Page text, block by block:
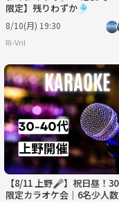
限定】残りわずか🎐
8/10(月) 19:30
Ri-Vril
【8/11 上野🎤】祝日昼！
限定カラオケ会｜6名少人数